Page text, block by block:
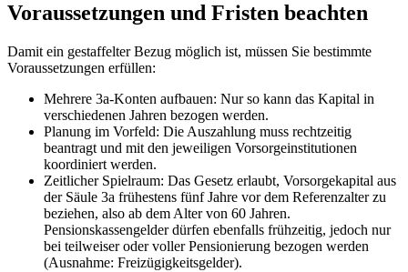
Voraussetzungen und Fristen beachten
Damit ein gestaffelter Bezug möglich ist, müssen Sie bestimmte
Voraussetzungen erfüllen:
Mehrere 3a-Konten aufbauen: Nur so kann das Kapital in
verschiedenen Jahren bezogen werden.
Planung im Vorfeld: Die Auszahlung muss rechtzeitig
beantragt und mit den jeweiligen Vorsorgeinstitutionen
koordiniert werden.
Zeitlicher Spielraum: Das Gesetz erlaubt, Vorsorgekapital aus
der Säule 3a frühestens fünf Jahre vor dem Referenzalter zu
beziehen, also ab dem Alter von 60 Jahren.
Pensionskassengelder dürfen ebenfalls frühzeitig, jedoch nur
bei teilweiser oder voller Pensionierung bezogen werden
(Ausnahme: Freizügigkeitsgelder).